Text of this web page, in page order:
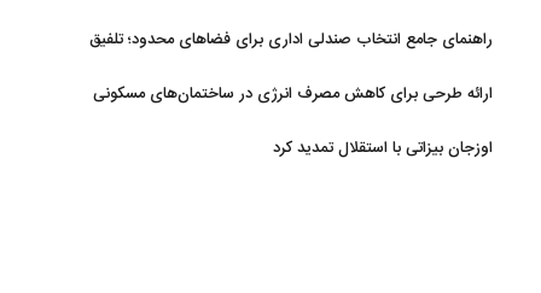
راهنمای جامع انتخاب صندلی اداری برای فضاهای محدود؛ تلفیق
ارائه طرحی برای کاهش مصرف انرژی در ساختمان‌های مسکونی
اوزجان بیزاتی با استقلال تمدید کرد